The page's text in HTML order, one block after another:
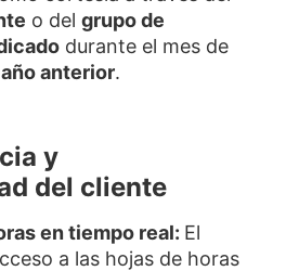
o delgrupo de
durante el mes de
anterior.
y
del cliente
en tiempo real: El
a las hojas de horas